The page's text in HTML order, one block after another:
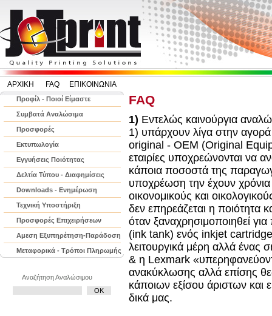
ΑΡΧΙΚΗ FAQ ΕΠΙΚΟΙΝΩΝΙΑ
Προφίλ - Ποιοί Είμαστε
Συμβατά Αναλώσιμα
Προσφορές
Εκτυπωλογία
Εγγυήσεις Ποιότητας
Δελτία Τύπου - Διαφημίσεις
Downloads - Ενημέρωση
Τεχνική Υποστήριξη
Προσφορές Επιχειρήσεων
Αμεση Εξυπηρέτηση-Παράδοση
Μεταφορικά - Τρόποι Πληρωμής
Αναζήτηση Αναλώσιμου
FAQ
1) Εντελώς καινούργια
1) υπάρχουν λίγα στην αγορά
original - ΟΕΜ (Original
εταιρίες υποχρεώνονται να
κάποια ποσοστά της
υποχρέωση την έχουν χρόνια
οικονομικούς και
δεν επηρεάζεται η
όταν ξαναχρησιμοποιηθεί
(ink tank) ενός inkjet
λειτουργικά μέρη αλλά ένας
& η Lexmark
ανακύκλωσης αλλά επίσης
κάποιων εξίσου άριστων
δικά μας.